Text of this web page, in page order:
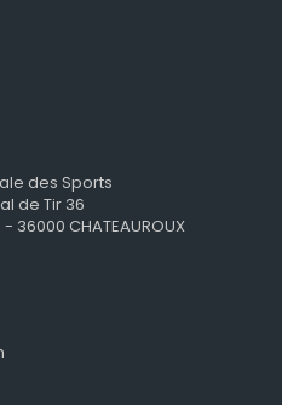
mètres - Pistolet vitesse et
mètres
des Sports
de Tir 36
CHATEAUROUX